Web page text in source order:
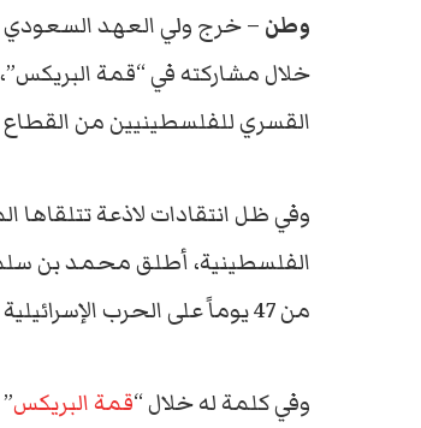
وطن – خرج ولي العهد
خلال مشاركته في “قمة
القسري للفلسطينيين من
وفي ظل انتقادات لاذعة
الفلسطينية، أطلق محمد بن
من 47 يوماً على الحرب الإسرائيلية ضد قطاع غزة.
وفي كلمة له خلال “قمة البريكس